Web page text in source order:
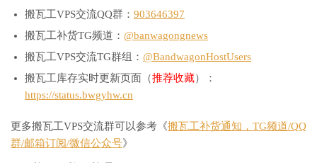
搬瓦工VPS交流QQ群： 903646397
搬瓦工补货TG频道： @banwagongnews
搬瓦工VPS交流TG群组： @BandwagonHostUsers
搬瓦工库存实时更新页面（推荐收藏）：
https://status.bwgyhw.cn
更多搬瓦工VPS交流群可以参考《搬瓦工补货通知，TG频道/QQ
群/邮箱订阅/微信公众号》